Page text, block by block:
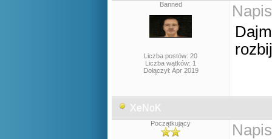
Banned
Liczba postów: 20
Liczba wątków: 1
Dołączył: Apr 2019
XeNoK
Początkujący